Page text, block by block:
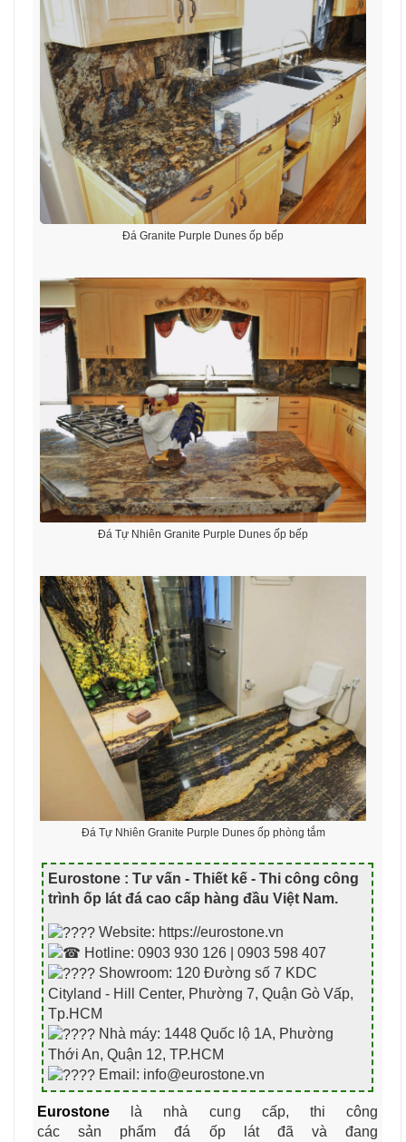
Đá Granite Purple Dunes ốp bếp
Đá Tự Nhiên Granite Purple Dunes ốp bếp
Đá Tự Nhiên Granite Purple Dunes ốp phòng tắm
Eurostone : Tư vấn - Thiết kế - Thi công công
trình ốp lát đá cao cấp hàng đầu Việt Nam.
Website: https://eurostone.vn
Hotline: 0903 930 126 | 0903 598 407
Showroom: 120 Đường số 7 KDC
Cityland - Hill Center, Phường 7, Quận Gò Vấp,
Tp.HCM
Nhà máy: 1448 Quốc lộ 1A, Phường
Thới An, Quận 12, TP.HCM
Email: info@eurostone.vn
Eurostone là nhà cung cấp, thi công
các sản phẩm đá ốp lát đã và đang